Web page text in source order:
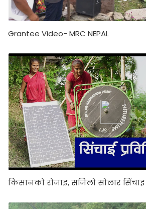
Grantee Video- MRC NEPAL
किसानको रोजाइ, सजिलो सोलार सिंचाइ